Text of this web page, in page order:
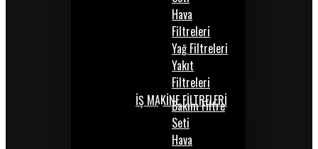
Hava
Filtreleri
Yağ Filtreleri
Yakıt
Filtreleri
İŞ MAKİNE FİLTRELERİ
Bakım Filtre
Seti
Hava